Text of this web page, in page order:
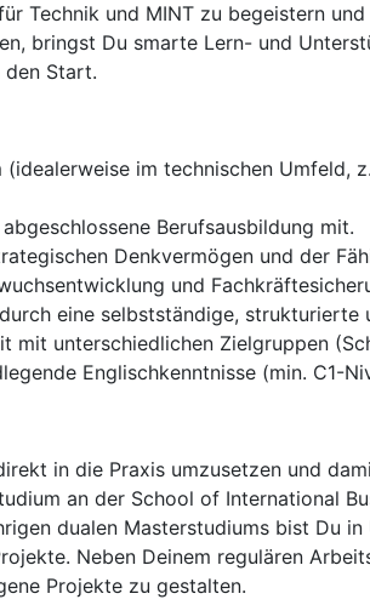
Technik und MINT zu begeistern
bringst Du smarte Lern- und
den Start.
im technischen Umfeld,
Berufsausbildung mit.
Denkvermögen und der
und
eine selbstständige,
mit unterschiedlichen Zielgruppen
Englischkenntnisse (min. C1-
in die Praxis umzusetzen und
an der School of International
dualen Masterstudiums bist Du
Neben Deinem regulären
Projekte zu gestalten.